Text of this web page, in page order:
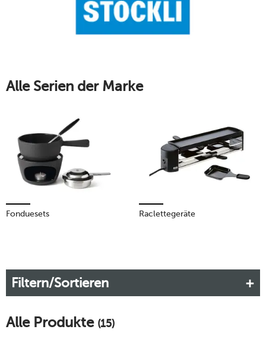
Küchengeräte von Stöckli.
Alle Serien der Marke
Fonduesets Raclettegeräte
Filtern/Sortieren
Alle Produkte (15)